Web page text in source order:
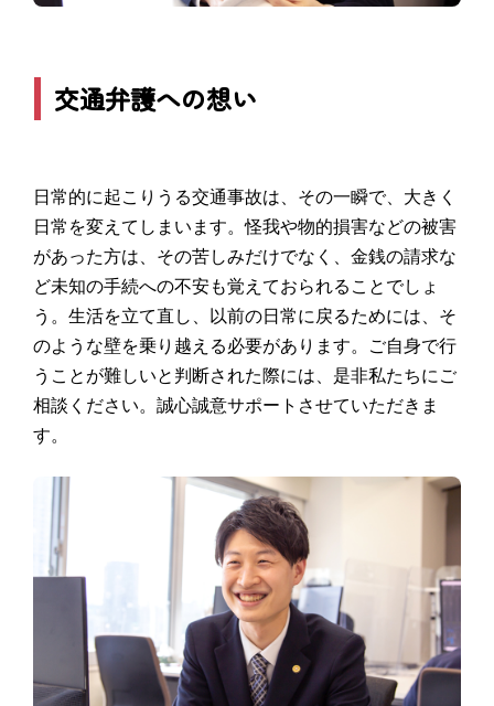
交通弁護への想い
日常的に起こりうる交通事故は、その一瞬で、大きく
日常を変えてしまいます。怪我や物的損害などの被害
があった方は、その苦しみだけでなく、金銭の請求な
ど未知の手続への不安も覚えておられることでしょ
う。生活を立て直し、以前の日常に戻るためには、そ
のような壁を乗り越える必要があります。ご自身で行
うことが難しいと判断された際には、是非私たちにご
相談ください。誠心誠意サポートさせていただきま
す。